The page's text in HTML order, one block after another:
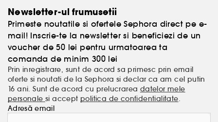
Newsletter-ul frumusetii
Primeste noutatile si ofertele Sephora direct pe e-
mail! Inscrie-te la newsletter si beneficiezi de un
voucher de 50 lei pentru urmatoarea ta
comanda de minim 300 lei
Prin inregistrare, sunt de acord sa primesc prin email
oferte si noutati de la Sephora si declar ca am cel putin
16 ani. Sunt de acord cu prelucrarea datelor mele
personalesi accept politica de confidentialitate.
Adresă email